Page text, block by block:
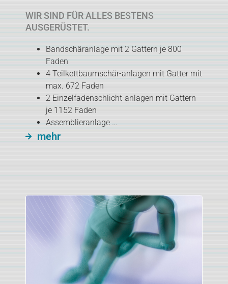
WIR SIND FÜR ALLES BESTENS
AUSGERÜSTET.
Bandschäranlage mit 2 Gattern je 800
Faden
4 Teilkettbaumschär-anlagen mit Gatter mit
max. 672 Faden
2 Einzelfadenschlicht-anlagen mit Gattern
je 1152 Faden
Assemblieranlage …
mehr